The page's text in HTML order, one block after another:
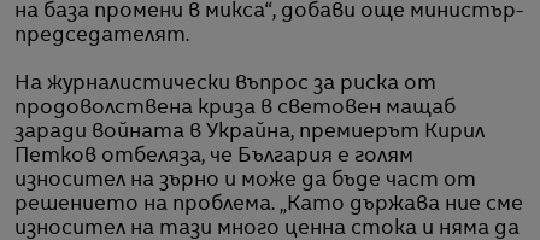
на база промени в микса“, добави още министър-
председателят.
На журналистически въпрос за риска от
продоволствена криза в световен мащаб
заради войната в Украйна, премиерът Кирил
Петков отбеляза, че България е голям
износител на зърно и може да бъде част от
решението на проблема. „Като държава ние сме
износител на тази много ценна стока и няма да